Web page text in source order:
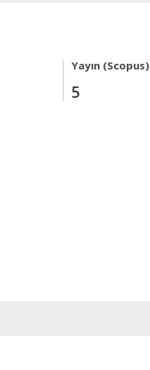
Yayın (Scopus)
5